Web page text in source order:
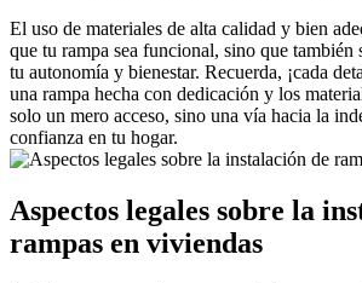
El uso de materiales de alta calidad y bien
que tu rampa sea funcional, sino que también
tu autonomía y bienestar. Recuerda, ¡cada
una rampa hecha con dedicación y los
solo un mero acceso, sino una vía hacia la
confianza en tu hogar.
Aspectos legales sobre la
rampas en viviendas